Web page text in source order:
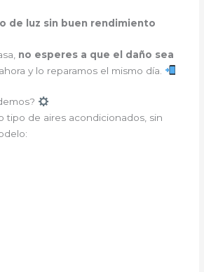
de luz sin buen rendimiento
no esperes a que el daño sea
y lo reparamos el mismo día.
tipo de aires acondicionados, sin